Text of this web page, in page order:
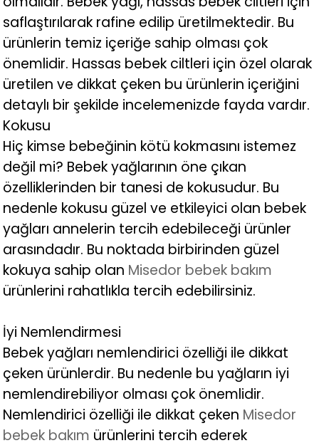
saflaştırılarak rafine edilip üretilmektedir. Bu
ürünlerin temiz içeriğe sahip olması çok
önemlidir. Hassas bebek ciltleri için özel olarak
üretilen ve dikkat çeken bu ürünlerin içeriğini
detaylı bir şekilde incelemenizde fayda vardır.
Kokusu
Hiç kimse bebeğinin kötü kokmasını istemez
değil mi? Bebek yağlarının öne çıkan
özelliklerinden bir tanesi de kokusudur. Bu
nedenle kokusu güzel ve etkileyici olan bebek
yağları annelerin tercih edebileceği ürünler
arasındadır. Bu noktada birbirinden güzel
kokuya sahip olan Misedor bebek bakım
ürünlerini rahatlıkla tercih edebilirsiniz.
İyi Nemlendirmesi
Bebek yağları nemlendirici özelliği ile dikkat
çeken ürünlerdir. Bu nedenle bu yağların iyi
nemlendirebiliyor olması çok önemlidir.
Nemlendirici özelliği ile dikkat çeken Misedor
bebek bakım ürünlerini tercih ederek